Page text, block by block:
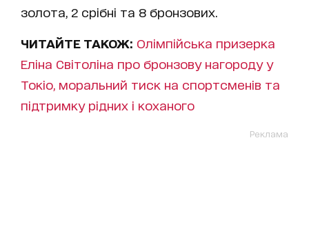
золота, 2 срібні та 8 бронзових.
ЧИТАЙТЕ ТАКОЖ: Олімпійська призерка
Еліна Світоліна про бронзову нагороду у
Токіо, моральний тиск на спортсменів та
підтримку рідних і коханого
Реклама